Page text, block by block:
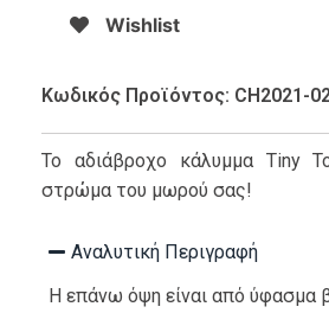
Wishlist
Κωδικός Προϊόντος: CH2021-
Το αδιάβροχο κάλυμμα Tiny
στρώμα του μωρού σας!
Αναλυτική Περιγραφή
Η επάνω όψη είναι από ύφασμα